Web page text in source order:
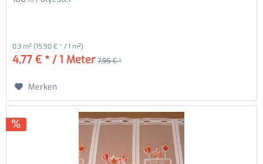
0.3 m² (15,90 € * / 1 m²)
4,77 € * / 1 Meter 7,95 € *
Merken